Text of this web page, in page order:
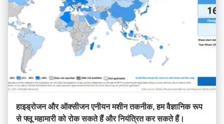
हाइड्रोजन और ऑक्सीजन एनीयन मशीन तकनीक, हम वैज्ञानिक रूप
से फ्लू महामारी को रोक सकते हैं और नियंत्रित कर सकते हैं।